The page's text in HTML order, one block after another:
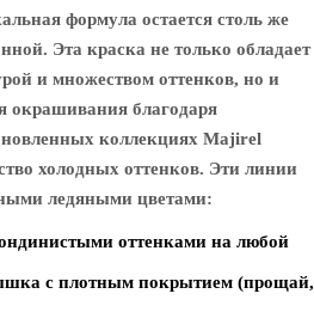
формула остается столь же
Эта краска не только обладает
и множеством оттенков, но и
окрашивания благодаря
коллекциях Majirel
холодных оттенков. Эти линии
ледяными цветами:
оттенками на любой
с плотным покрытием (прощай,